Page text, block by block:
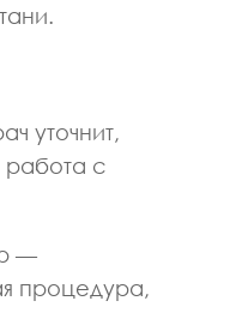
уточнит,
работа с
—
процедура,